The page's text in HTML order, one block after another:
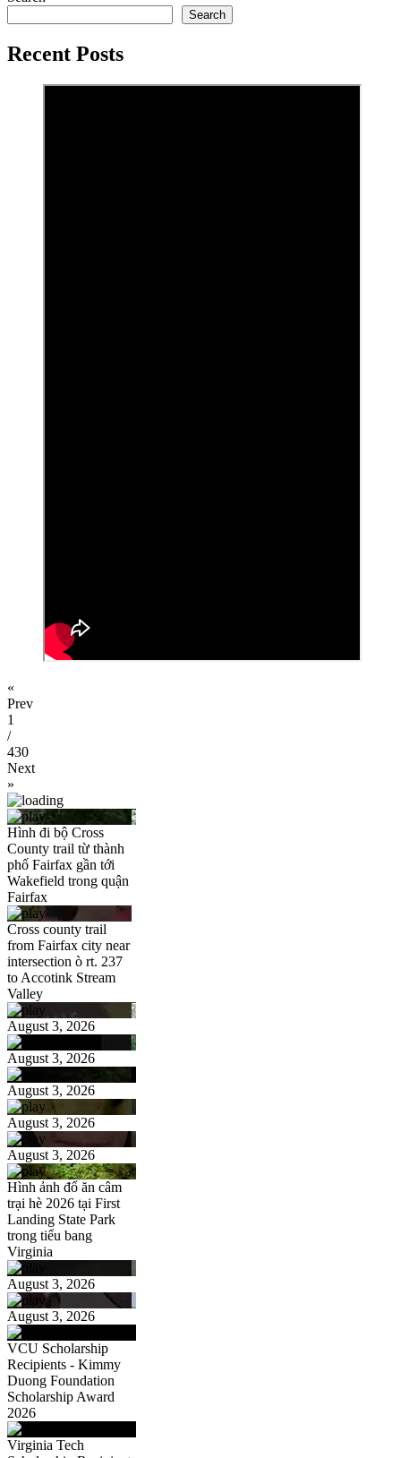
Search
Recent Posts
«
Prev
1
/
430
Next
»
Hình đi bộ Cross
County trail từ thành
phố Fairfax gần tới
Wakefield trong quận
Fairfax
Cross county trail
from Fairfax city near
intersection ò rt. 237
to Accotink Stream
Valley
August 3, 2026
August 3, 2026
August 3, 2026
August 3, 2026
August 3, 2026
Hình ảnh đổ ăn câm
trại hè 2026 tại First
Landing State Park
trong tiểu bang
Virginia
August 3, 2026
August 3, 2026
VCU Scholarship
Recipients - Kimmy
Duong Foundation
Scholarship Award
2026
Virginia Tech